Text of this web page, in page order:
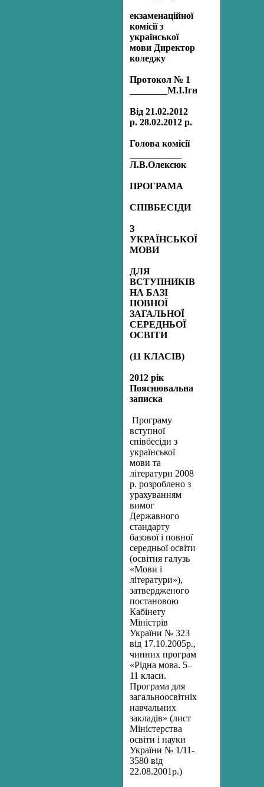
екзаменаційної
комісії з
української
мови Директор
коледжу
Протокол № 1
________М.І.Ігнатюк
Від 21.02.2012
р. 28.02.2012 р.
Голова комісії
Л.В.Олексюк
ПРОГРАМА
СПІВБЕСІДИ
З
УКРАЇНСЬКОЇ
МОВИ
ДЛЯ
ВСТУПНИКІВ
НА БАЗІ
ПОВНОЇ
ЗАГАЛЬНОЇ
СЕРЕДНЬОЇ
ОСВІТИ
(11 КЛАСІВ)
2012 рік
Пояснювальна
записка
Програму
вступної
співбесіди з
української
мови та
літератури 2008
р. розроблено з
урахуванням
вимог
Державного
стандарту
базової і повної
середньої освіти
(освітня галузь
«Мови і
літератури»),
затвердженого
постановою
Кабінету
Міністрів
України № 323
від 17.10.2005р.,
чинних програм
«Рідна мова. 5­–
11 класи.
Програма для
загальноосвітніх
навчальних
закладів» (лист
Міністерства
освіти і науки
України № 1/11-
3580 від
22.08.2001р.)